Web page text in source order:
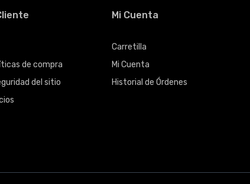
de compra
del sitio
Mi Cuenta
Carretilla
Mi Cuenta
Historial de Órdenes